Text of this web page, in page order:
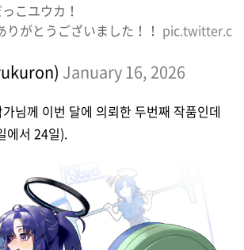
こユウカ！
がとうございました！！ pic.twitter.c
January 16, 2026
가님께 이번 달에 의뢰한 두번째 작품인데
에서 24일).